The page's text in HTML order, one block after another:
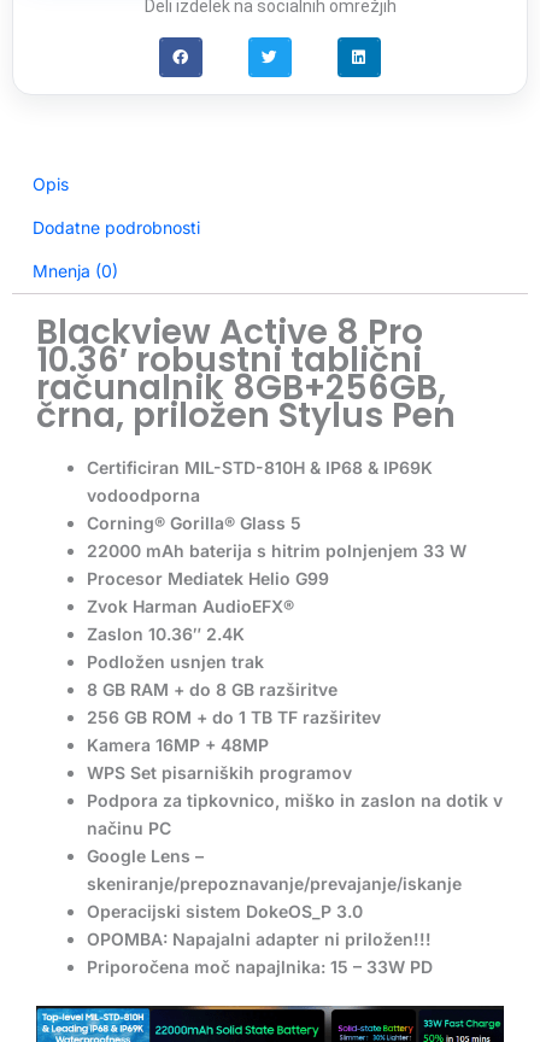
Pen
Deli izdelek na socialnih omrežjih
Opis
Dodatne podrobnosti
Mnenja (0)
Blackview Active 8 Pro
10.36′ robustni tablični
računalnik 8GB+256GB,
črna, priložen Stylus Pen
Certificiran MIL-STD-810H & IP68 & IP69K
vodoodporna
Corning® Gorilla® Glass 5
22000 mAh baterija s hitrim polnjenjem 33 W
Procesor Mediatek Helio G99
Zvok Harman AudioEFX®
Zaslon 10.36″ 2.4K
Podložen usnjen trak
8 GB RAM + do 8 GB razširitve
256 GB ROM + do 1 TB TF razširitev
Kamera 16MP + 48MP
WPS Set pisarniških programov
Podpora za tipkovnico, miško in zaslon na dotik v
načinu PC
Google Lens –
skeniranje/prepoznavanje/prevajanje/iskanje
Operacijski sistem DokeOS_P 3.0
OPOMBA: Napajalni adapter ni priložen!!!
Priporočena moč napajlnika: 15 – 33W PD